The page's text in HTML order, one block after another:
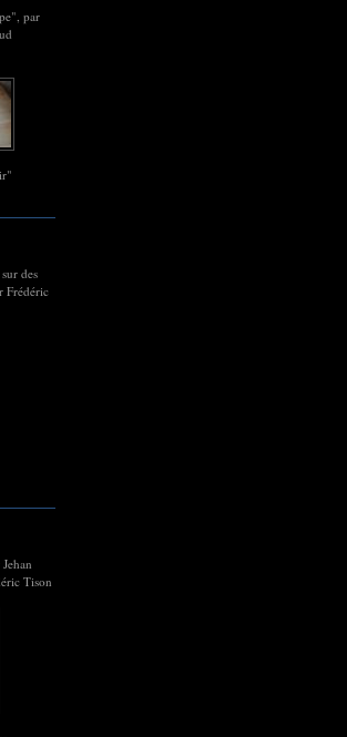
par
des
Frédéric
Tison